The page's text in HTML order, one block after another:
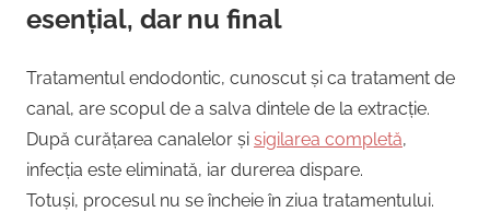
esențial, dar nu final
Tratamentul endodontic, cunoscut și ca tratament de
canal, are scopul de a salva dintele de la extracție.
După curățarea canalelor și sigilarea completă,
infecția este eliminată, iar durerea dispare.
Totuși, procesul nu se încheie în ziua tratamentului.